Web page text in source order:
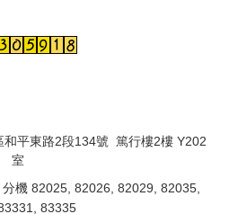
和平東路2段134號 篤行樓2樓 Y202
室
機 82025, 82026, 82029, 82035,
83335